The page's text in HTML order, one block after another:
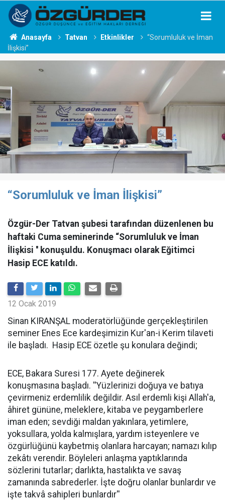
Anasayfa Tatvan Etkinlikler
“Sorumluluk ve İman
İlişkisi”
“Sorumluluk ve İman İlişkisi”
Özgür-Der Tatvan şubesi tarafından düzenlenen bu
haftaki Cuma seminerinde “Sorumluluk ve İman
İlişkisi '' konuşuldu. Konuşmacı olarak Eğitimci
Hasip ECE katıldı.
12 Ocak 2019
Sinan KIRANŞAL moderatörlüğünde gerçekleştirilen
seminer Enes Ece kardeşimizin Kur'an-i Kerim tilaveti
ile başladı. Hasip ECE özetle şu konulara değindi;
ECE, Bakara Suresi 177. Ayete değinerek
konuşmasına başladı. ''Yüzlerinizi doğuya ve batıya
çevirmeniz erdemlilik değildir. Asıl erdemli kişi Allah'a,
âhiret gününe, meleklere, kitaba ve peygamberlere
iman eden; sevdiği maldan yakınlara, yetimlere,
yoksullara, yolda kalmışlara, yardım isteyenlere ve
özgürlüğünü kaybetmiş olanlara harcayan; namazı kılıp
zekâtı verendir. Böyleleri anlaşma yaptıklarında
sözlerini tutarlar; darlıkta, hastalıkta ve savaş
zamanında sabrederler. İşte doğru olanlar bunlardır ve
işte takvâ sahipleri bunlardır''